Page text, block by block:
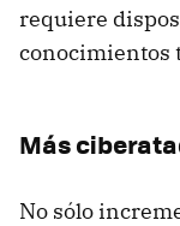
requiere
conocimientos
Más
No sólo